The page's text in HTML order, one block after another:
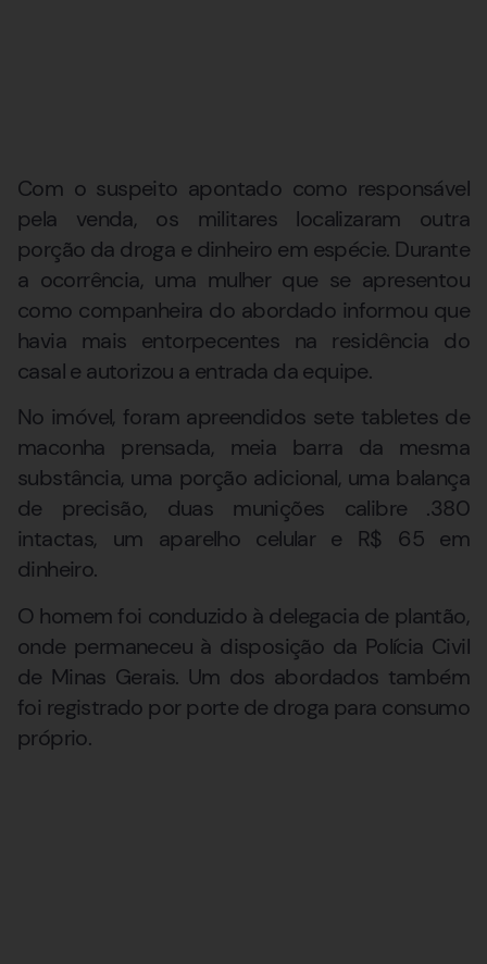
Com o suspeito apontado como responsável
pela venda, os militares localizaram outra
porção da droga e dinheiro em espécie. Durante
a ocorrência, uma mulher que se apresentou
como companheira do abordado informou que
havia mais entorpecentes na residência do
casal e autorizou a entrada da equipe.
No imóvel, foram apreendidos sete tabletes de
maconha prensada, meia barra da mesma
substância, uma porção adicional, uma balança
de precisão, duas munições calibre .380
intactas, um aparelho celular e R$ 65 em
dinheiro.
O homem foi conduzido à delegacia de plantão,
onde permaneceu à disposição da Polícia Civil
de Minas Gerais. Um dos abordados também
foi registrado por porte de droga para consumo
próprio.